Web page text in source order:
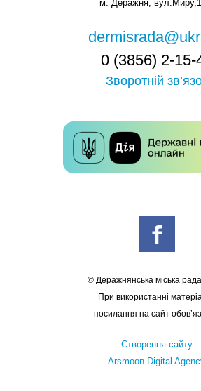
м. Деражня,
0 (3856) 2-15-
Зворотній
© Деражнянська міська
При використанні
посилання на сайт
Створення сайту
Arsmoon Digital